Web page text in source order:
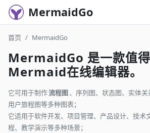
MermaidGo
首页 MermaidGo
MermaidGo 是一款值
Mermaid在线编辑器。
它可用于制作流程图、序列图、状态图、实体关
用户旅程图等多种图表；
它适用于软件开发、项目管理、产品设计、技术
程、教学演示等多种场景；